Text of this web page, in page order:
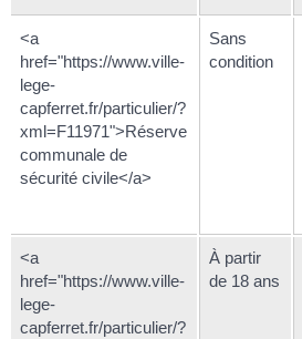
<a
href="https://www.ville-
lege-
capferret.fr/particulier/?
xml=F11971">Réserve
communale de
sécurité civile</a>
Sans
condition
<a
href="https://www.ville-
lege-
capferret.fr/particulier/?
À partir
de 18 ans